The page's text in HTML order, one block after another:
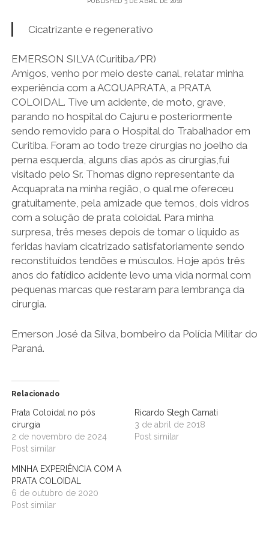
Ouro
Coloidal
Cicatrizante e regenerativo
EMERSON SILVA (Curitiba/PR)
Amigos, venho por meio deste canal, relatar minha
experiência com a ACQUAPRATA, a PRATA
COLOIDAL. Tive um acidente, de moto, grave,
parando no hospital do Cajuru e posteriormente
sendo removido para o Hospital do Trabalhador em
Curitiba. Foram ao todo treze cirurgias no joelho da
perna esquerda, alguns dias após as cirurgias,fui
visitado pelo Sr. Thomas digno representante da
Acquaprata na minha região, o qual me ofereceu
gratuitamente, pela amizade que temos, dois vidros
com a solução de prata coloidal. Para minha
surpresa, três meses depois de tomar o líquido as
feridas haviam cicatrizado satisfatoriamente sendo
reconstituídos tendões e músculos. Hoje após três
anos do fatídico acidente levo uma vida normal com
pequenas marcas que restaram para lembrança da
cirurgia.
Emerson José da Silva, bombeiro da Polícia Militar do
Paraná.
Relacionado
Prata Coloidal no pós
cirurgia
2 de novembro de 2024
Post similar
Ricardo Stegh Camati
3 de abril de 2018
Post similar
MINHA EXPERIÊNCIA COM A
PRATA COLOIDAL
6 de outubro de 2020
Post similar